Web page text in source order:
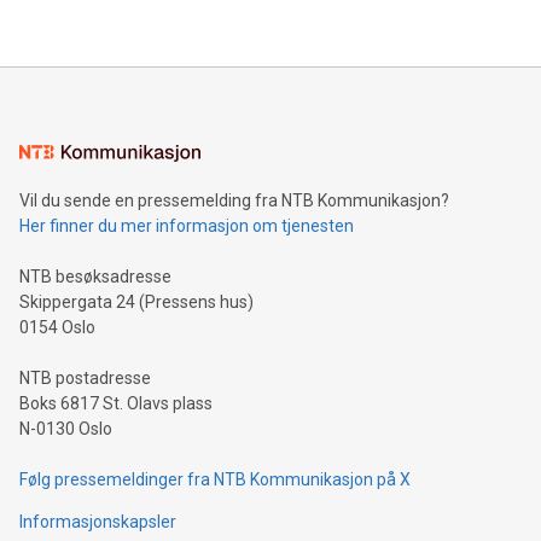
Sculpted in the shape of the Chinese character “支”
consumers to enjoy seamless payment and a broad choice
traveling abroad. The character also resembles the fleeting
moment of a barefooted striker poised to shoot, evoking the
people across the wo
Vil du sende en pressemelding fra NTB Kommunikasjon?
Her finner du mer informasjon om tjenesten
NTB besøksadresse
Skippergata 24 (Pressens hus)
0154 Oslo
NTB postadresse
Boks 6817 St. Olavs plass
N-0130 Oslo
Følg pressemeldinger fra NTB Kommunikasjon på X
Informasjonskapsler